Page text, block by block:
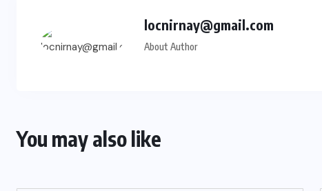
locnirnay@gmail.com
About Author
You may also like